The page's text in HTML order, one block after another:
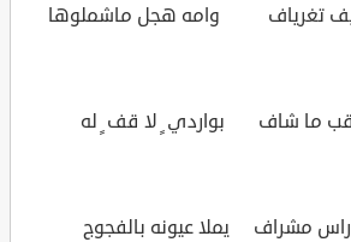
تغرياف وامه هجل ماشملوها
ما شاف بواردي ٍ لا قف ٍ له
مشراف يملا عيونه بالفجوج